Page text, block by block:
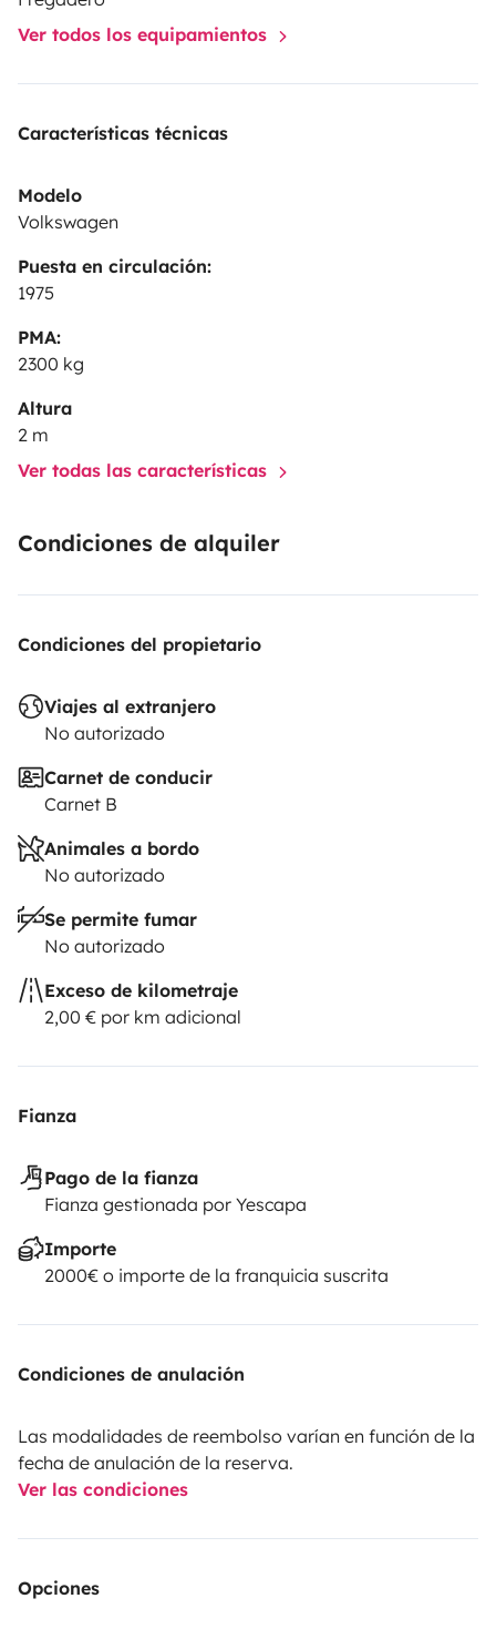
Ver todos los equipamientos
Características técnicas
Modelo
Volkswagen
Puesta en circulación:
1975
PMA:
2300 kg
Altura
2 m
Ver todas las características
Condiciones de alquiler
Condiciones del propietario
Viajes al extranjero
No autorizado
Carnet de conducir
Carnet B
Animales a bordo
No autorizado
Se permite fumar
No autorizado
Exceso de kilometraje
2,00 € por km adicional
Fianza
Pago de la fianza
Fianza gestionada por Yescapa
Importe
2000€ o importe de la franquicia suscrita
Condiciones de anulación
Las modalidades de reembolso varían en función de la
fecha de anulación de la reserva.
Ver las condiciones
Opciones